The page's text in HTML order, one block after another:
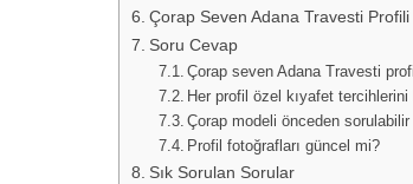
Çorap Seven Adana Travesti
Soru Cevap
Çorap seven Adana Travesti
Her profil özel kıyafet
Çorap modeli önceden
Profil fotoğrafları güncel mi?
Sık Sorulan Sorular